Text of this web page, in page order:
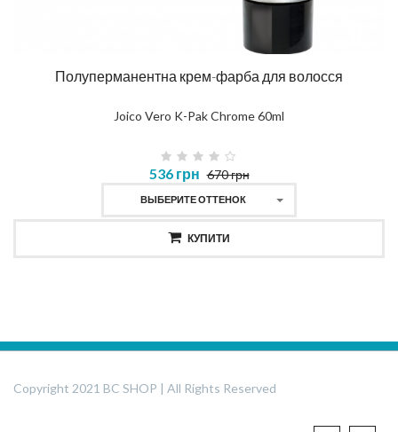
Полуперманентна крем-фарба для волосся
Joico Vero K-Pak Chrome 60ml
536 грн 670 грн
ВЫБЕРИТЕ ОТТЕНОК
КУПИТИ
Copyright 2021 BC SHOP | All Rights Reserved